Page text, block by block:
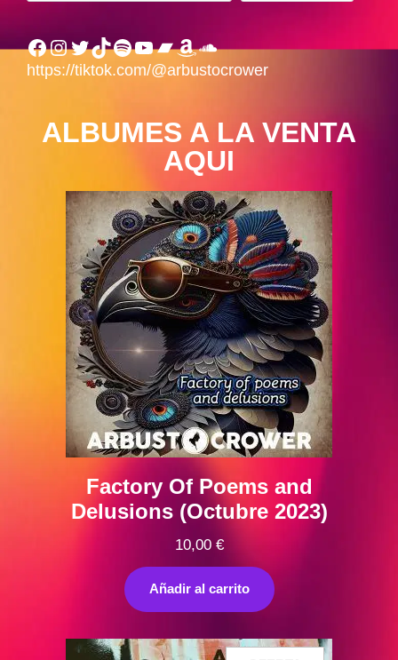
Facebook
Instagram
Twitter
TikTok
Spotify
YouTube
Bandcamp
Amazon
SoundCloud
https://tiktok.com/@arbustocrower
ALBUMES A LA VENTA
AQUI
Factory Of Poems and
Delusions (Octubre 2023)
10,00 €
Añadir al carrito